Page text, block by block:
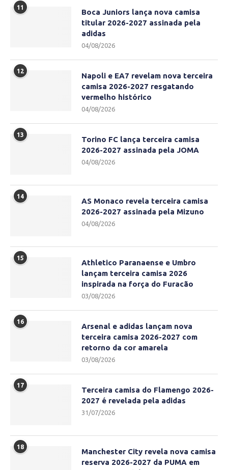
11
Boca Juniors lança nova camisa
titular 2026-2027 assinada pela
adidas
04/08/2026
12
Napoli e EA7 revelam nova terceira
camisa 2026-2027 resgatando
vermelho histórico
04/08/2026
13
Torino FC lança terceira camisa
2026-2027 assinada pela JOMA
04/08/2026
14
AS Monaco revela terceira camisa
2026-2027 assinada pela Mizuno
04/08/2026
15
Athletico Paranaense e Umbro
lançam terceira camisa 2026
inspirada na força do Furacão
03/08/2026
16
Arsenal e adidas lançam nova
terceira camisa 2026-2027 com
retorno da cor amarela
03/08/2026
17
Terceira camisa do Flamengo 2026-
2027 é revelada pela adidas
31/07/2026
18
Manchester City revela nova camisa
reserva 2026-2027 da PUMA em